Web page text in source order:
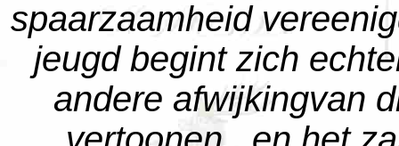
spaarzaamheid
jeugd begint zich
andere afwijkingvan